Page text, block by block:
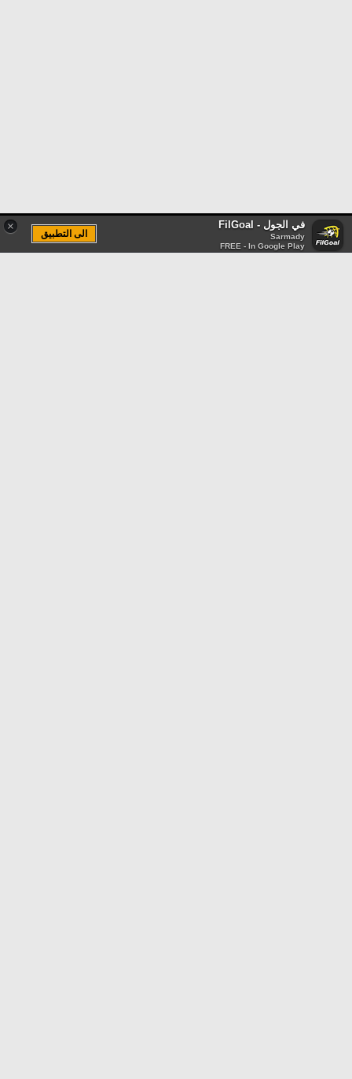
× في الجول - FilGoal
Sarmady
FREE - In Google Play
الى التطبيق